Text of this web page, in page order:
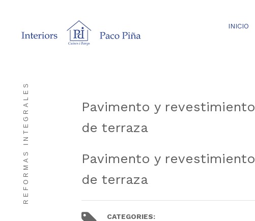
INICIO
REFORMAS INTEGRALES
Pavimento y revestimiento
de terraza
Pavimento y revestimiento
de terraza
CATEGORIES: